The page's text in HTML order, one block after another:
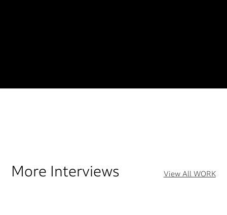
More Interviews View All WORK